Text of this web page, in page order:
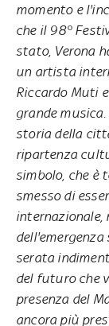
momento e
che il 98°
stato, Verona
un artista
Riccardo Muti
grande
storia della
ripartenza
simbolo, che è
smesso di
internazionale,
serata
del futuro che
presenza del
ancora più